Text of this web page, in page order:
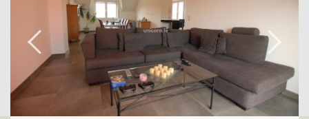
Possibilité d'acquérir un double garage pour
45 000 euros.
Pour plus d'informations, contactez notre
agence au 26 54 17 17.